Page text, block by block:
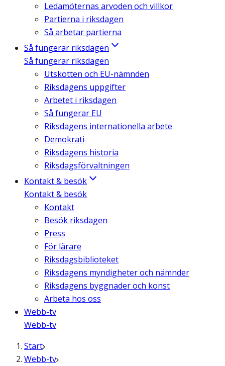
Ledamöternas arvoden och villkor
Partierna i riksdagen
Så arbetar partierna
Så fungerar riksdagen
Så fungerar riksdagen
Utskotten och EU-nämnden
Riksdagens uppgifter
Arbetet i riksdagen
Så fungerar EU
Riksdagens internationella arbete
Demokrati
Riksdagens historia
Riksdagsförvaltningen
Kontakt & besök
Kontakt & besök
Kontakt
Besök riksdagen
Press
För lärare
Riksdagsbiblioteket
Riksdagens myndigheter och nämnder
Riksdagens byggnader och konst
Arbeta hos oss
Webb-tv
Webb-tv
Start
Webb-tv